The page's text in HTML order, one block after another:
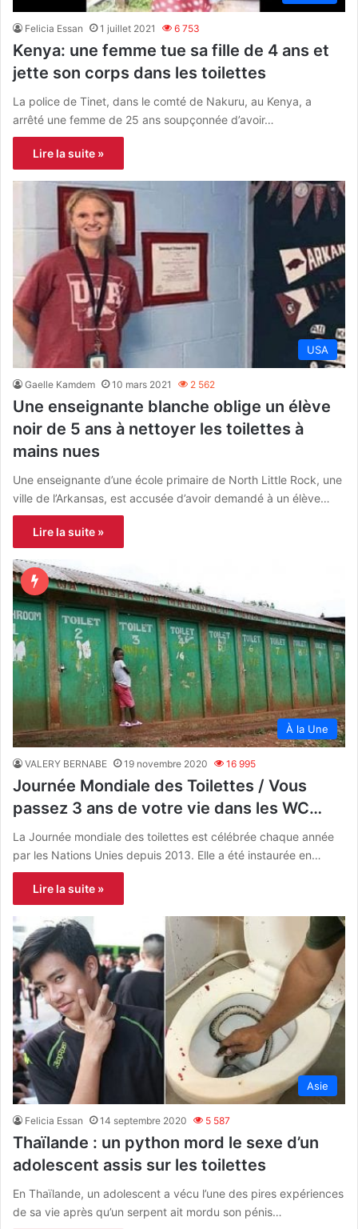
Felicia Essan 1 juillet 2021 6 753
Kenya: une femme tue sa fille de 4 ans et
jette son corps dans les toilettes
La police de Tinet, dans le comté de Nakuru, au Kenya, a
arrêté une femme de 25 ans soupçonnée d’avoir…
Lire la suite »
USA
Gaelle Kamdem 10 mars 2021 2 562
Une enseignante blanche oblige un élève
noir de 5 ans à nettoyer les toilettes à
mains nues
Une enseignante d’une école primaire de North Little Rock, une
ville de l’Arkansas, est accusée d’avoir demandé à un élève…
Lire la suite »
À la Une
VALERY BERNABE 19 novembre 2020 16 995
Journée Mondiale des Toilettes / Vous
passez 3 ans de votre vie dans les WC…
La Journée mondiale des toilettes est célébrée chaque année
par les Nations Unies depuis 2013. Elle a été instaurée en…
Lire la suite »
Asie
Felicia Essan 14 septembre 2020 5 587
Thaïlande : un python mord le sexe d’un
adolescent assis sur les toilettes
En Thaïlande, un adolescent a vécu l’une des pires expériences
de sa vie après qu’un serpent ait mordu son pénis…